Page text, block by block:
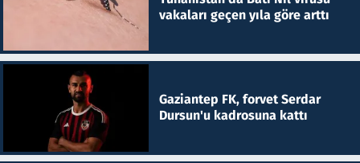
vakaları geçen yıla göre arttı
Gaziantep FK, forvet Serdar
Dursun'u kadrosuna kattı